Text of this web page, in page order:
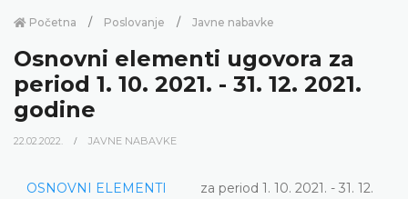
Početna Poslovanje Javne nabavke
Osnovni elementi ugovora za
period 1. 10. 2021. - 31. 12. 2021.
godine
22.02.2022. JAVNE NABAVKE
OSNOVNI ELEMENTI
za period 1. 10. 2021. - 31. 12.